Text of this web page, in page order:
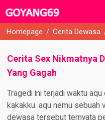
Homepage / Cerita Dewasa
Cerita Sex Nikmatnya
Yang Gagah
Tragedi ini terjadi waktu
kakakku. aqu nemu sebuah
dewasa tersebut ternyata